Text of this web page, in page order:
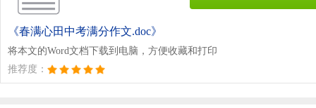
《春满心田中考满分作文.doc》
将本文的Word文档下载到电脑，方便收藏和打印
推荐度：